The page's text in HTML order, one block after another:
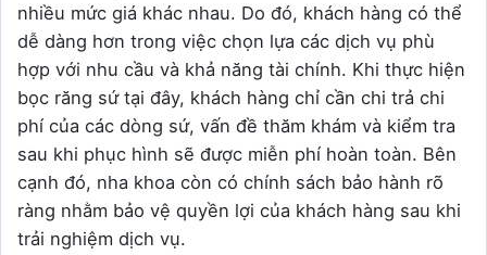
nhiều mức giá khác nhau. Do đó, khách hàng có thể
dễ dàng hơn trong việc chọn lựa các dịch vụ phù
hợp với nhu cầu và khả năng tài chính. Khi thực hiện
bọc răng sứ tại đây, khách hàng chỉ cần chi trả chi
phí của các dòng sứ, vấn đề thăm khám và kiểm tra
sau khi phục hình sẽ được miễn phí hoàn toàn. Bên
cạnh đó, nha khoa còn có chính sách bảo hành rõ
ràng nhằm bảo vệ quyền lợi của khách hàng sau khi
trải nghiệm dịch vụ.